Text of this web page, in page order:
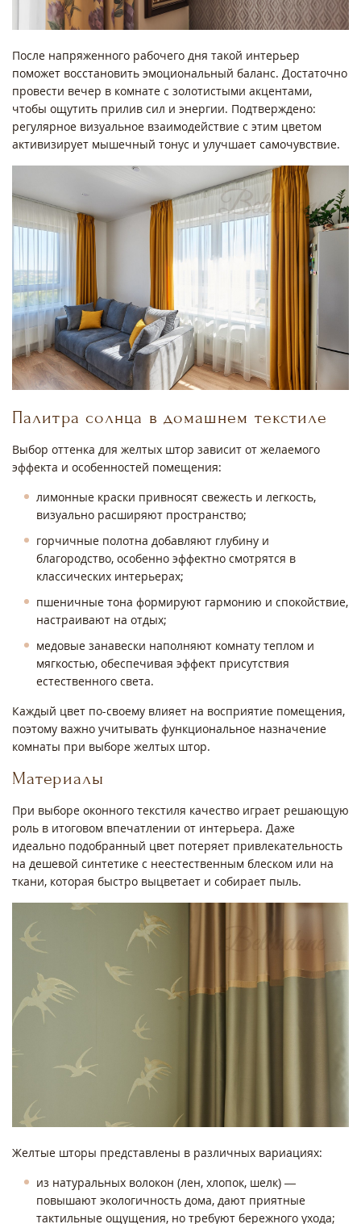
После напряженного рабочего дня такой интерьер
поможет восстановить эмоциональный баланс. Достаточно
провести вечер в комнате с золотистыми акцентами,
чтобы ощутить прилив сил и энергии. Подтверждено:
регулярное визуальное взаимодействие с этим цветом
активизирует мышечный тонус и улучшает самочувствие.
Палитра солнца в домашнем текстиле
Выбор оттенка для желтых штор зависит от желаемого
эффекта и особенностей помещения:
лимонные краски привносят свежесть и легкость,
визуально расширяют пространство;
горчичные полотна добавляют глубину и
благородство, особенно эффектно смотрятся в
классических интерьерах;
пшеничные тона формируют гармонию и спокойствие,
настраивают на отдых;
медовые занавески наполняют комнату теплом и
мягкостью, обеспечивая эффект присутствия
естественного света.
Каждый цвет по-своему влияет на восприятие помещения,
поэтому важно учитывать функциональное назначение
комнаты при выборе желтых штор.
Материалы
При выборе оконного текстиля качество играет решающую
роль в итоговом впечатлении от интерьера. Даже
идеально подобранный цвет потеряет привлекательность
на дешевой синтетике с неестественным блеском или на
ткани, которая быстро выцветает и собирает пыль.
Желтые шторы представлены в различных вариациях:
из натуральных волокон (лен, хлопок, шелк) —
повышают экологичность дома, дают приятные
тактильные ощущения, но требуют бережного ухода;